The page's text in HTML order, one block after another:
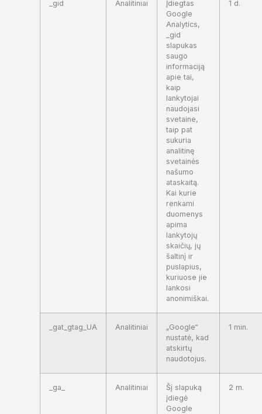
_gid Analitiniai
Įdiegtas
Google
Analytics,
_gid
slapukas
saugo
informaciją
apie tai,
kaip
lankytojai
naudojasi
svetaine,
taip pat
sukuria
analitinę
svetainės
našumo
ataskaitą.
Kai kurie
renkami
duomenys
apima
lankytojų
skaičių, jų
šaltinį ir
puslapius,
kuriuose jie
lankosi
anonimiškai.
1 d.
_gat_gtag_UA Analitiniai
„Google“
nustatė, kad
atskirtų
naudotojus.
1 min.
_ga_ Analitiniai
Šį slapuką
įdiegė
Google
2 m.